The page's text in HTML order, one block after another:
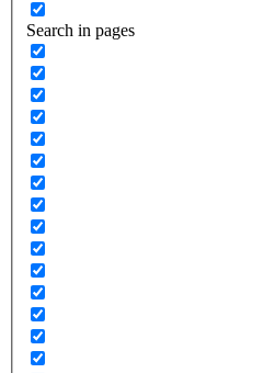
Search in pages